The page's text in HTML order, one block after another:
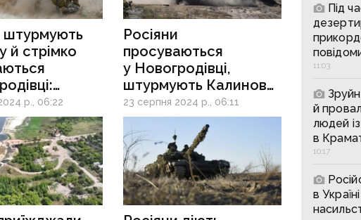
штурмують
й стрімко
на східному
р., 06:22
Росіяни
просуваються
у Новогродівці,
штурмують Калинове
та Карлівку: ситуація
на східному фронті
23 серпня 2024 р., 06:11
Під
11:03
й
людей
в
10:17
в